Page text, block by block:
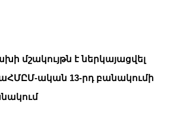
մշակույթն է ներկայացվել
ական 13-րդ բանակումի